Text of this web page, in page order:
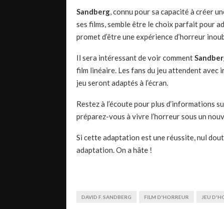
Sandberg, connu pour sa capacité à créer
ses films, semble être le choix parfait pour
promet d’être une expérience d’horreur
Il sera intéressant de voir comment
film linéaire. Les fans du jeu attendent avec
jeu seront adaptés à l’écran.
Restez à l’écoute pour plus d’informations
préparez-vous à vivre l’horreur sous un
Si cette adaptation est une réussite, nul
adaptation. On a hâte !
DAVID F. SANDBERG FILM D'HORREUR JEU